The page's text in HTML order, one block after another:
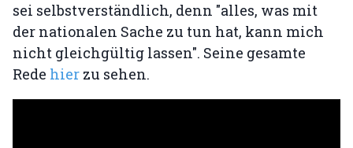
sei selbstverständlich, denn "alles, was mit
der nationalen Sache zu tun hat, kann mich
nicht gleichgültig lassen". Seine gesamte
Rede hier zu sehen.